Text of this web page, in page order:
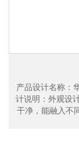
产品设计名称：
计说明：外观设
干净，能融入不